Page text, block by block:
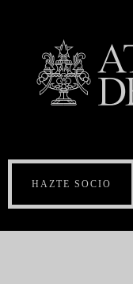
HAZTE SOCIO